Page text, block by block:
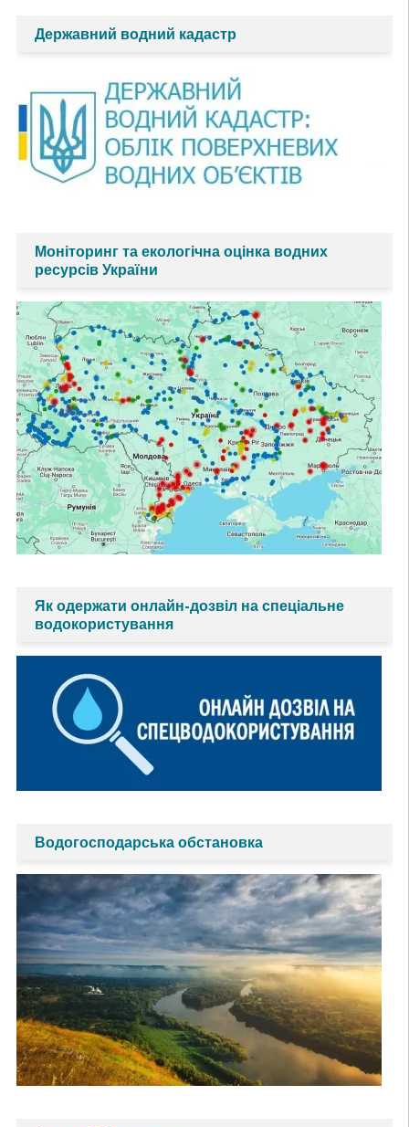
Державний водний кадастр
Моніторинг та екологічна оцінка водних
ресурсів України
Як одержати онлайн-дозвіл на спеціальне
водокористування
Водогосподарська обстановка